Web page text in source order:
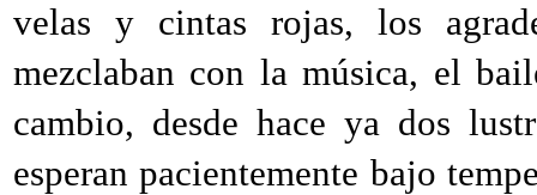
velas y cintas rojas, los
mezclaban con la música, el
cambio, desde hace ya dos
esperan pacientemente bajo